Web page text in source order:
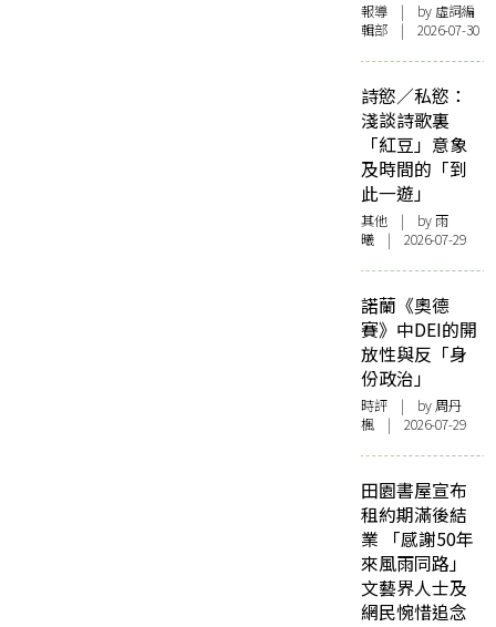
報導 | by 虛詞編
輯部 | 2026-07-30
詩慾／私慾：
淺談詩歌裏
「紅豆」意象
及時間的「到
此一遊」
其他 | by 雨
曦 | 2026-07-29
諾蘭《奧德
賽》中DEI的開
放性與反「身
份政治」
時評 | by周丹
楓 | 2026-07-29
田園書屋宣布
租約期滿後結
業 「感謝50年
來風雨同路」
文藝界人士及
網民惋惜追念